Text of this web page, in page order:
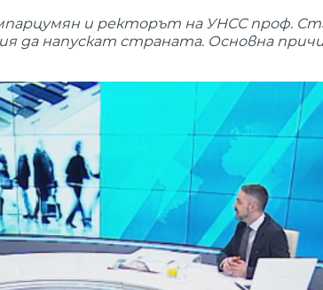
и ректорът на УНСС проф.
да напускат страната. Основна